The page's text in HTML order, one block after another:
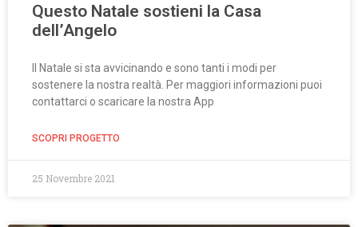
Questo Natale sostieni la Casa
dell’Angelo
Il Natale si sta avvicinando e sono tanti i modi per
sostenere la nostra realtà. Per maggiori informazioni puoi
contattarci o scaricare la nostra App
SCOPRI PROGETTO
25 Novembre 2021